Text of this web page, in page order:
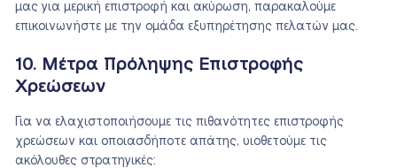
μας για μερική επιστροφή και ακύρωση, παρακαλούμε
επικοινωνήστε με την ομάδα εξυπηρέτησης πελατών μας.
10. Μέτρα Πρόληψης Επιστροφής
Χρεώσεων
Για να ελαχιστοποιήσουμε τις πιθανότητες επιστροφής
χρεώσεων και οποιασδήποτε απάτης, υιοθετούμε τις
ακόλουθες στρατηγικές: